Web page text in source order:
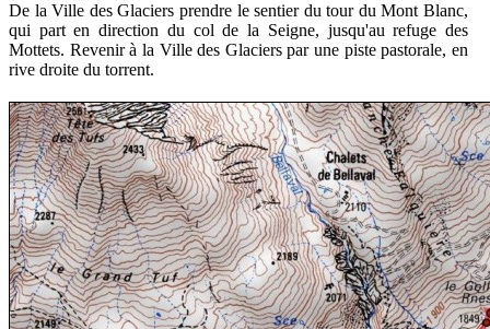
De la Ville des Glaciers prendre le sentier du tour du Mont Blanc,
qui part en direction du col de la Seigne, jusqu'au refuge des
Mottets. Revenir à la Ville des Glaciers par une piste pastorale, en
rive droite du torrent.